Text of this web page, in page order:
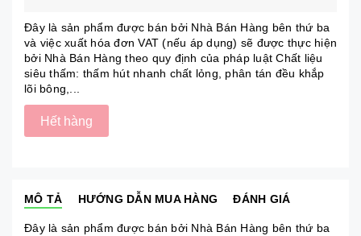
Đây là sản phẩm được bán bởi Nhà Bán Hàng bên thứ ba
và việc xuất hóa đơn VAT (nếu áp dụng) sẽ được thực hiện
bởi Nhà Bán Hàng theo quy định của pháp luật Chất liệu
siêu thấm: thấm hút nhanh chất lỏng, phân tán đều khắp
lõi bông,...
Hết hàng
MÔ TẢ HƯỚNG DẪN MUA HÀNG ĐÁNH GIÁ
Đây là sản phẩm được bán bởi Nhà Bán Hàng bên thứ ba